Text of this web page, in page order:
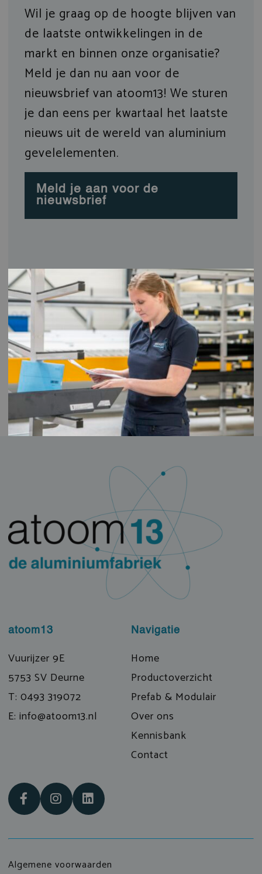
Wil je graag op de hoogte blijven van
de laatste ontwikkelingen in de
markt en binnen onze organisatie?
Meld je dan nu aan voor de
nieuwsbrief van atoom13! We sturen
je dan eens per kwartaal het laatste
nieuws uit de wereld van aluminium
gevelelementen.
Meld je aan voor de
nieuwsbrief
atoom13
Vuurijzer 9E
5753 SV Deurne
T: 0493 319072
E: info@atoom13.nl
Navigatie
Home
Productoverzicht
Prefab & Modulair
Over ons
Kennisbank
Contact
Algemene voorwaarden